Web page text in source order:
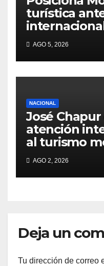
turística
AGO 5, 2026
NACIONAL
José
atención
al turismo
AGO 2, 2026
Deja un
Tu dirección de correo